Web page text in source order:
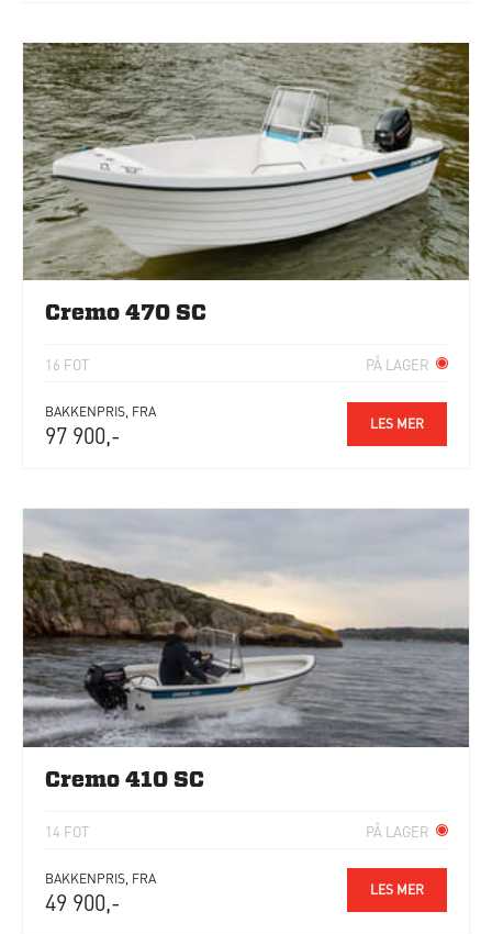
Cremo 470 SC
16 FOT PÅ LAGER
BAKKENPRIS, FRA
97 900,- LES MER
Cremo 410 SC
14 FOT PÅ LAGER
BAKKENPRIS, FRA
49 900,- LES MER